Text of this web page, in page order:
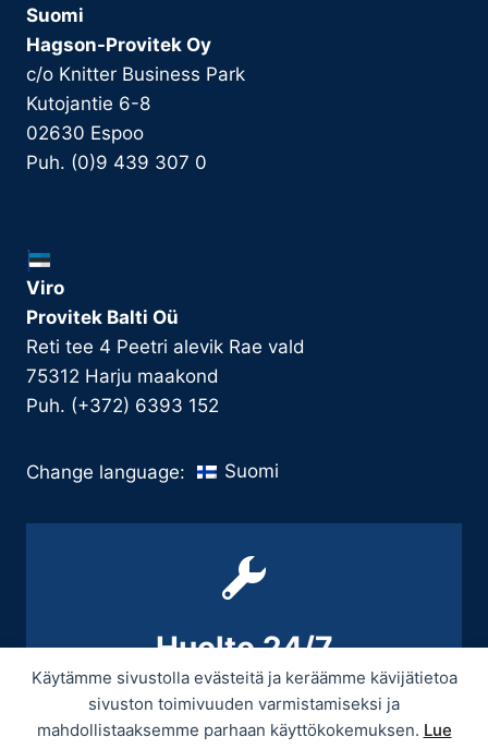
Käytämme sivustolla evästeitä ja keräämme kävijätietoa
sivuston toimivuuden varmistamiseksi ja
mahdollistaaksemme parhaan käyttökokemuksen. Lue
Suomi
Hagson-Provitek Oy
c/o Knitter Business Park
Kutojantie 6-8
02630 Espoo
Puh. (0)9 439 307 0
Viro
Provitek Balti Oü
Reti tee 4 Peetri alevik Rae vald
75312 Harju maakond
Puh. (+372) 6393 152
Change language: Suomi
Huolto 24/7
+358 9 439 3070 / +358 50 545 5664